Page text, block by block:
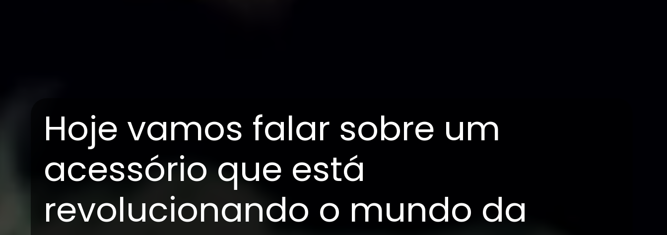
Hoje vamos falar sobre um
acessório que está
revolucionando o mundo da